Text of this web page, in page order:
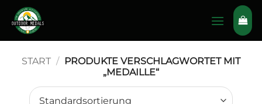
Zum
Inhalt
springen
START / PRODUKTE VERSCHLAGWORTET MIT
„MEDAILLE“